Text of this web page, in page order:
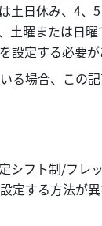
土日休み、4
土曜または日
定する必要が
る場合、この
シフト制/フレ
定する方法が